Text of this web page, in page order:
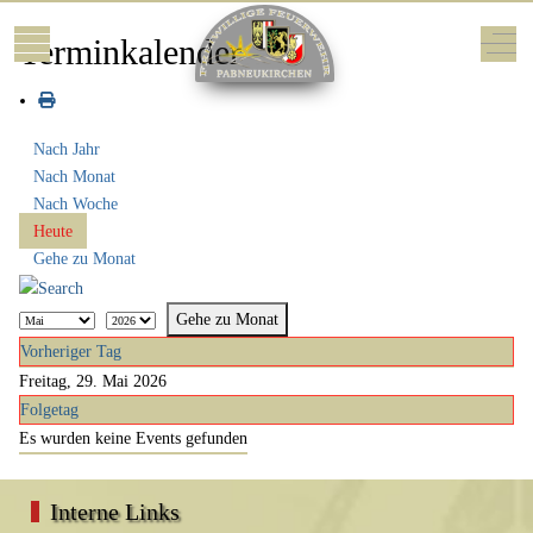
Mobile Menu Toggle Off-
Terminkalender
Nach Jahr
Nach Monat
Nach Woche
Heute
Gehe zu Monat
Gehe zu Monat
Vorheriger Tag
Freitag, 29. Mai 2026
Folgetag
Es wurden keine Events gefunden
Interne Links